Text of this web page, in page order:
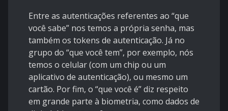
Entre as autenticações referentes ao “que
você sabe” nos temos a própria senha, mas
também os tokens de autenticação. Já no
grupo do “que você tem”, por exemplo, nós
temos o celular (com um chip ou um
aplicativo de autenticação), ou mesmo um
cartão. Por fim, o “que você é” diz respeito
em grande parte à biometria, como dados de